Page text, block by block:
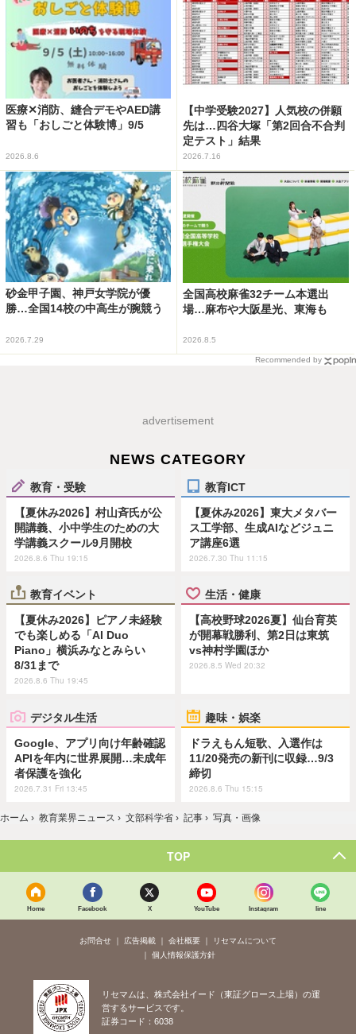
医療✕消防、縫合デモやAED講
習も「おしごと体験博」9/5
2026.8.6
【中学受験2027】人気校の併願
先は…四谷大塚「第2回合不合判
定テスト」結果
2026.7.16
砂金甲子園、神戸女学院が優
勝…全国14校の中高生が腕競う
2026.7.29
全国高校麻雀32チーム本選出
場…麻布や大阪星光、東海も
2026.8.5
Recommended by
advertisement
NEWS CATEGORY
教育・受験
【夏休み2026】村山斉氏が公
開講義、小中学生のための大
学講義スクール9月開校
2026.8.6 Thu 19:15
教育ICT
【夏休み2026】東大メタバー
ス工学部、生成AIなどジュニ
ア講座6選
2026.7.30 Thu 11:15
教育イベント
【夏休み2026】ピアノ未経験
でも楽しめる「AI Duo
Piano」横浜みなとみらい
8/31まで
2026.8.6 Thu 19:45
生活・健康
【高校野球2026夏】仙台育英
が開幕戦勝利、第2日は東筑
vs神村学園ほか
2026.8.5 Wed 20:32
デジタル生活
Google、アプリ向け年齢確認
APIを年内に世界展開…未成年
者保護を強化
2026.7.31 Fri 13:45
趣味・娯楽
ドラえもん短歌、入選作は
11/20発売の新刊に収録…9/3
締切
2026.8.6 Thu 15:15
ホーム › 教育業界ニュース › 文部科学省 › 記事 › 写真・画像
TOP
Home Facebook X YouTube Instagram line
お問合せ 広告掲載 会社概要
リセマムについて
個人情報保護方針
リセマムは、株式会社イード（東証グロース上場）の運
営するサービスです。
証券コード：6038